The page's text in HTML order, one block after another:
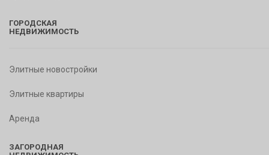
ГОРОДСКАЯ
НЕДВИЖИМОСТЬ
Элитные новостройки
Элитные квартиры
Аренда
ЗАГОРОДНАЯ